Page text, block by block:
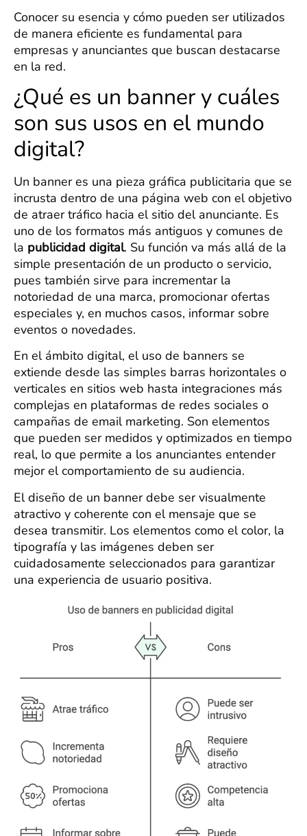
Conocer su esencia y cómo pueden ser utilizados
de manera eficiente es fundamental para
empresas y anunciantes que buscan destacarse
en la red.
¿Qué es un banner y cuáles
son sus usos en el mundo
digital?
Un banner es una pieza gráfica publicitaria que se
incrusta dentro de una página web con el objetivo
de atraer tráfico hacia el sitio del anunciante. Es
uno de los formatos más antiguos y comunes de
la publicidad digital. Su función va más allá de la
simple presentación de un producto o servicio,
pues también sirve para incrementar la
notoriedad de una marca, promocionar ofertas
especiales y, en muchos casos, informar sobre
eventos o novedades.
En el ámbito digital, el uso de banners se
extiende desde las simples barras horizontales o
verticales en sitios web hasta integraciones más
complejas en plataformas de redes sociales o
campañas de email marketing. Son elementos
que pueden ser medidos y optimizados en tiempo
real, lo que permite a los anunciantes entender
mejor el comportamiento de su audiencia.
El diseño de un banner debe ser visualmente
atractivo y coherente con el mensaje que se
desea transmitir. Los elementos como el color, la
tipografía y las imágenes deben ser
cuidadosamente seleccionados para garantizar
una experiencia de usuario positiva.